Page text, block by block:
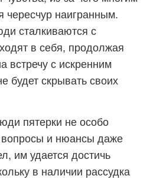
чересчур наигранным.
сталкиваются с
в себя, продолжая
встречу с искренним
будет скрывать своих
пятерки не особо
и нюансы даже
им удается достичь
в наличии рассудка